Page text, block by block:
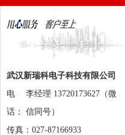
武汉新瑞科电子科技有限公司
电
话：
李经理 13720173627（微
信同号）
传真：027-87166933